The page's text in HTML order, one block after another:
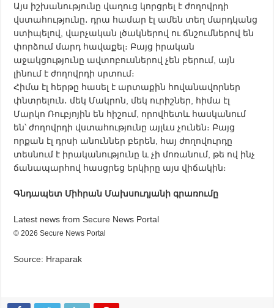
Այս իշխանությունը վաղուց կորցրել է ժողովրդի
վստահությունը․ դրա համար էլ ամեն տեղ մարդկանց
ստիպելով, վարչական լծակներով ու ճնշումներով են
փորձում մարդ հավաքել։ Բայց իրական
աջակցությունը ավտոբուսներով չեն բերում, այն
լինում է ժողովրդի սրտում։
Հիմա էլ հերթը հասել է արտաքին հովանավորներ
փնտրելուն․ մեկ Մակրոն, մեկ ուրիշներ, հիմա էլ
Մարկո Ռուբյոյին են հիշում, որովհետև հասկանում
են՝ ժողովրդի վստահությունը այլևս չունեն։ Բայց
որքան էլ դրսի անուններ բերեն, հայ ժողովուրդը
տեսնում է իրականությունը և չի մոռանում, թե ով ինչ
ճանապարհով հասցրեց երկիրը այս վիճակին։
Գնդապետ Միհրան Մախսուդյանի գրառումը
Latest news from Secure News Portal
© 2026 Secure News Portal
Source: Hraparak